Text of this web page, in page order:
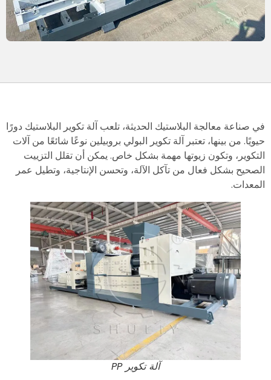
في صناعة معالجة البلاستيك الحديثة، تلعب آلة تكوير البلاستيك دورًا
حيويًا. من بينها، تعتبر آلة تكوير البولي بروبيلين نوعًا شائعًا من آلات
التكوير، وتكون زيوتها مهمة بشكل خاص. يمكن أن تقلل التزييت
الصحيح بشكل فعال من تآكل الآلة، وتحسن الإنتاجية، وتطيل عمر
المعدات.
آلة تكوير PP